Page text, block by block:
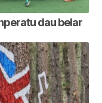
dau belar